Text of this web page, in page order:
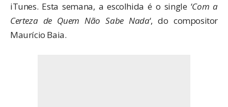
iTunes. Esta semana, a escolhida é o single ‘Com a
Certeza de Quem Não Sabe Nada‘, do compositor
Maurício Baia.